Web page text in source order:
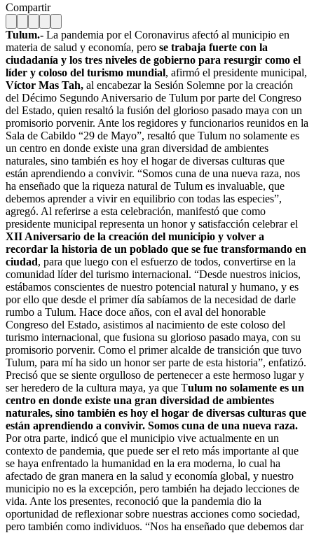
Compartir
Tulum.- La pandemia por el Coronavirus afectó al municipio en
materia de salud y economía, pero se trabaja fuerte con la
ciudadanía y los tres niveles de gobierno para resurgir como el
líder y coloso del turismo mundial, afirmó el presidente municipal,
Víctor Mas Tah, al encabezar la Sesión Solemne por la creación
del Décimo Segundo Aniversario de Tulum por parte del Congreso
del Estado, quien resaltó la fusión del glorioso pasado maya con un
promisorio porvenir. Ante los regidores y funcionarios reunidos en la
Sala de Cabildo “29 de Mayo”, resaltó que Tulum no solamente es
un centro en donde existe una gran diversidad de ambientes
naturales, sino también es hoy el hogar de diversas culturas que
están aprendiendo a convivir. “Somos cuna de una nueva raza, nos
ha enseñado que la riqueza natural de Tulum es invaluable, que
debemos aprender a vivir en equilibrio con todas las especies”,
agregó. Al referirse a esta celebración, manifestó que como
presidente municipal representa un honor y satisfacción celebrar el
XII Aniversario de la creación del municipio y volver a
recordar la historia de un poblado que se fue transformando en
ciudad, para que luego con el esfuerzo de todos, convertirse en la
comunidad líder del turismo internacional. “Desde nuestros inicios,
estábamos conscientes de nuestro potencial natural y humano, y es
por ello que desde el primer día sabíamos de la necesidad de darle
rumbo a Tulum. Hace doce años, con el aval del honorable
Congreso del Estado, asistimos al nacimiento de este coloso del
turismo internacional, que fusiona su glorioso pasado maya, con su
promisorio porvenir. Como el primer alcalde de transición que tuvo
Tulum, para mí ha sido un honor ser parte de esta historia”, enfatizó.
Precisó que se siente orgulloso de pertenecer a este hermoso lugar y
ser heredero de la cultura maya, ya que Tulum no solamente es un
centro en donde existe una gran diversidad de ambientes
naturales, sino también es hoy el hogar de diversas culturas que
están aprendiendo a convivir. Somos cuna de una nueva raza.
Por otra parte, indicó que el municipio vive actualmente en un
contexto de pandemia, que puede ser el reto más importante al que
se haya enfrentado la humanidad en la era moderna, lo cual ha
afectado de gran manera en la salud y economía global, y nuestro
municipio no es la excepción, pero también ha dejado lecciones de
vida. Ante los presentes, reconoció que la pandemia dio la
oportunidad de reflexionar sobre nuestras acciones como sociedad,
pero también como individuos. “Nos ha enseñado que debemos dar